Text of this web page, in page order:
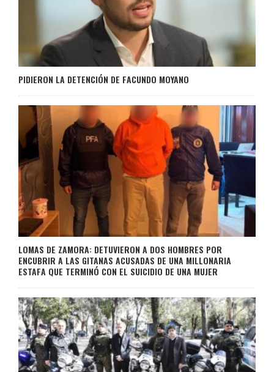
PIDIERON LA DETENCIÓN DE FACUNDO MOYANO
LOMAS DE ZAMORA: DETUVIERON A DOS HOMBRES POR
ENCUBRIR A LAS GITANAS ACUSADAS DE UNA MILLONARIA
ESTAFA QUE TERMINÓ CON EL SUICIDIO DE UNA MUJER